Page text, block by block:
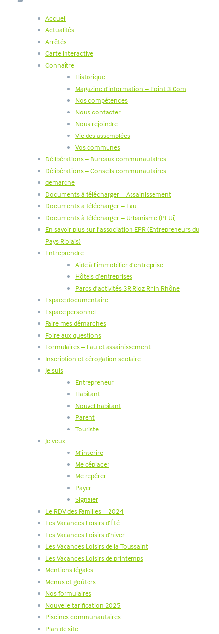
Accueil
Actualités
Arrêtés
Carte interactive
Connaître
Historique
Magazine d’information – Point 3 Com
Nos compétences
Nous contacter
Nous rejoindre
Vie des assemblées
Vos communes
Délibérations – Bureaux communautaires
Délibérations – Conseils communautaires
demarche
Documents à télécharger – Assainissement
Documents à télécharger – Eau
Documents à télécharger – Urbanisme (PLUi)
En savoir plus sur l’association EPR (Entrepreneurs du
Pays Riolais)
Entreprendre
Aide à l’immobilier d’entreprise
Hôtels d’entreprises
Parcs d’activités 3R Rioz Rhin Rhône
Espace documentaire
Espace personnel
Faire mes démarches
Foire aux questions
Formulaires – Eau et assainissement
Inscription et dérogation scolaire
Je suis
Entrepreneur
Habitant
Nouvel habitant
Parent
Touriste
Je veux
M’inscrire
Me déplacer
Me repérer
Payer
Signaler
Le RDV des Familles – 2024
Les Vacances Loisirs d’Été
Les Vacances Loisirs d’hiver
Les Vacances Loisirs de la Toussaint
Les Vacances Loisirs de printemps
Mentions légales
Menus et goûters
Nos formulaires
Nouvelle tarification 2025
Piscines communautaires
Plan de site